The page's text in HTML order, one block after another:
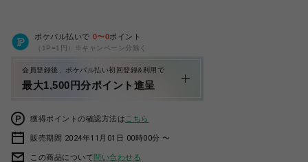
ポケパル払いで 0〜0ポイント
（1P=1円）※キャンペーン分除く
会員登録後、ポケパル払い初回登録&利用で
最大1,500円分ポイント進呈
獲得ポイントの確認方法は こちら
販売期間 2024年11月01日 00時00分 〜
この商品について問い合わせる